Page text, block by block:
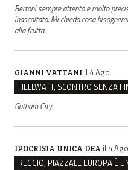
Bertoni sempre attento e molto
inascoltato. Mi chiedo cosa
alla frutta.
GIANNI VATTANI il 4 Ago
Gotham City
IPOCRISIA UNICA DEA il 4 Ago